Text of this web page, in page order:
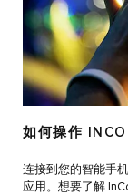
如何操作
连接到您的智能手
应用。想要了解